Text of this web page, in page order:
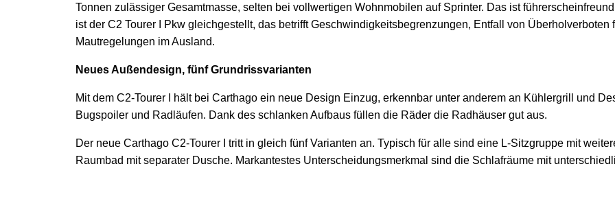
Tonnen zulässiger Gesamtmasse, selten bei vollwertigen Wohnmobilen auf Sprinter. Das ist
ist der C2 Tourer I Pkw gleichgestellt, das betrifft Geschwindigkeitsbegrenzungen, Entfall von
Mautregelungen im Ausland.
Neues Außendesign, fünf Grundrissvarianten
Mit dem C2-Tourer I hält bei Carthago ein neue Design Einzug, erkennbar unter anderem an Kühlergrill und
Bugspoiler und Radläufen. Dank des schlanken Aufbaus füllen die Räder die Radhäuser gut aus.
Der neue Carthago C2-Tourer I tritt in gleich fünf Varianten an. Typisch für alle sind eine L-Sitzgruppe mit
Raumbad mit separater Dusche. Markantestes Unterscheidungsmerkmal sind die Schlafräume mit